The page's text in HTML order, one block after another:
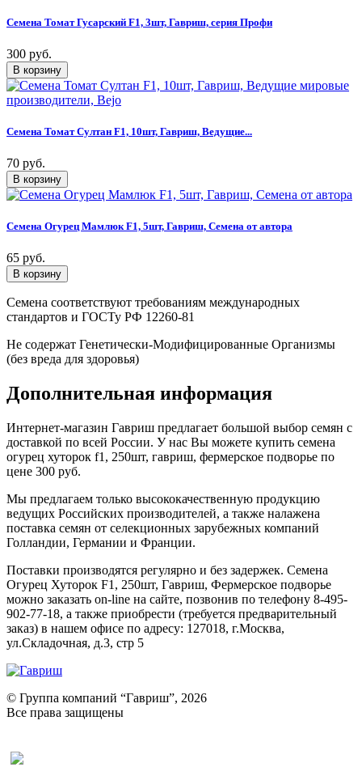
Семена Томат Гусарский F1, 3шт, Гавриш, серия Профи
300 руб.
Семена Томат Султан F1, 10шт, Гавриш, Ведущие...
70 руб.
Семена Огурец Мамлюк F1, 5шт, Гавриш, Семена от автора
65 руб.
Семена соответствуют требованиям международных
стандартов и ГОСТу РФ 12260-81
Не содержат Генетически-Модифицированные Организмы
(без вреда для здоровья)
Дополнительная информация
Интернет-магазин Гавриш предлагает большой выбор семян с
доставкой по всей России. У нас Вы можете купить семена
огурец хуторок f1, 250шт, гавриш, фермерское подворье по
цене 300 руб.
Мы предлагаем только высококачественную продукцию
ведущих Российских производителей, а также налажена
поставка семян от селекционных зарубежных компаний
Голландии, Германии и Франции.
Поставки производятся регулярно и без задержек. Семена
Огурец Хуторок F1, 250шт, Гавриш, Фермерское подворье
можно заказать on-line на сайте, позвонив по телефону 8-495-
902-77-18, а также приобрести (требуется предварительный
заказ) в нашем офисе по адресу: 127018, г.Москва,
ул.Складочная, д.3, стр 5
© Группа компаний “Гавриш”, 2026
Все права защищены